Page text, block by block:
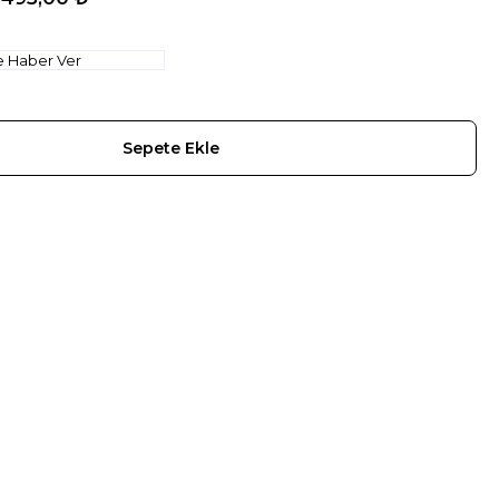
Haber Ver